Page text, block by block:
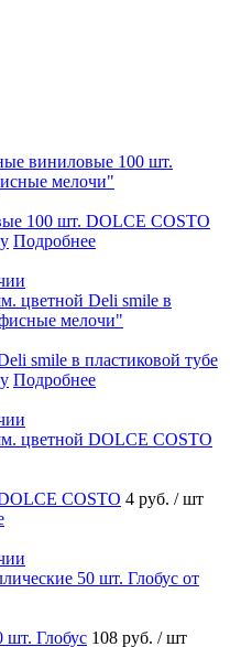
100 шт. DOLCE COSTO
Подробнее
smile в пластиковой тубе
Подробнее
COSTO 4 руб. / шт
шт. Глобус 108 руб. / шт